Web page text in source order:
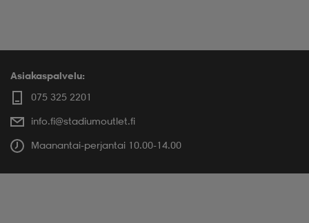
Asiakaspalvelu:
075 325 2201
info.fi@stadiumoutlet.fi
Maanantai-perjantai 10.00-14.00